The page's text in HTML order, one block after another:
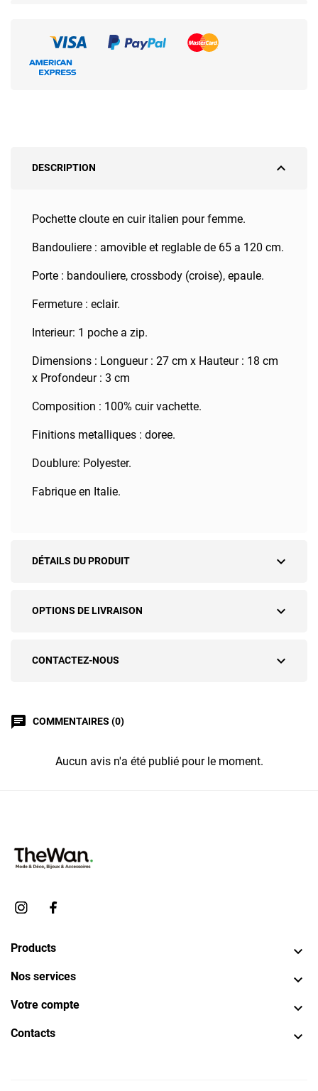
expand_less
DESCRIPTION
Pochette cloute en cuir italien pour femme.
Bandouliere : amovible et reglable de 65 a 120 cm.
Porte : bandouliere, crossbody (croise), epaule.
Fermeture : eclair.
Interieur: 1 poche a zip.
Dimensions : Longueur : 27 cm x Hauteur : 18 cm
x Profondeur : 3 cm
Composition : 100% cuir vachette.
Finitions metalliques : doree.
Doublure: Polyester.
Fabrique en Italie.
expand_more
DÉTAILS DU PRODUIT
expand_more
OPTIONS DE LIVRAISON
expand_more
CONTACTEZ-NOUS
chat COMMENTAIRES (0)
Aucun avis n'a été publié pour le moment.
Products 
Nos services 
Votre compte 
Contacts 